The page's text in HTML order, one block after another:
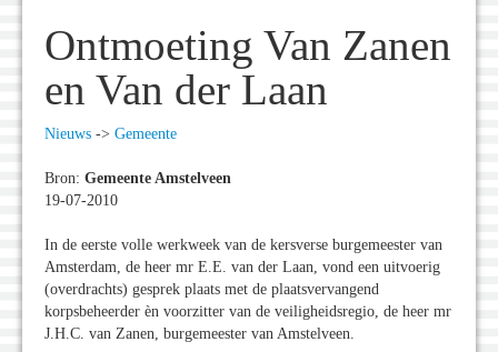
Ontmoeting Van Zanen
en Van der Laan
Nieuws -> Gemeente
Bron: Gemeente Amstelveen
19-07-2010
In de eerste volle werkweek van de kersverse burgemeester van
Amsterdam, de heer mr E.E. van der Laan, vond een uitvoerig
(overdrachts) gesprek plaats met de plaatsvervangend
korpsbeheerder èn voorzitter van de veiligheidsregio, de heer mr
J.H.C. van Zanen, burgemeester van Amstelveen.